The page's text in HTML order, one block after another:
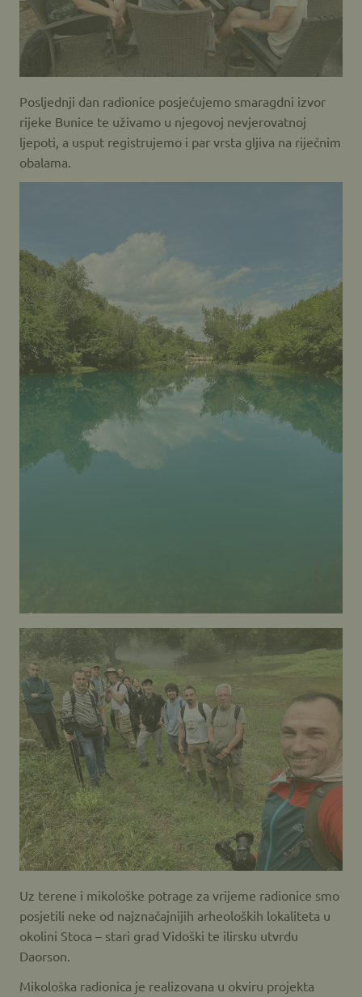
Posljednji dan radionice posjećujemo smaragdni izvor
rijeke Bunice te uživamo u njegovoj nevjerovatnoj
ljepoti, a usput registrujemo i par vrsta gljiva na riječnim
obalama.
Uz terene i mikološke potrage za vrijeme radionice smo
posjetili neke od najznačajnijih arheoloških lokaliteta u
okolini Stoca – stari grad Vidoški te ilirsku utvrdu
Daorson.
Mikološka radionica je realizovana u okviru projekta